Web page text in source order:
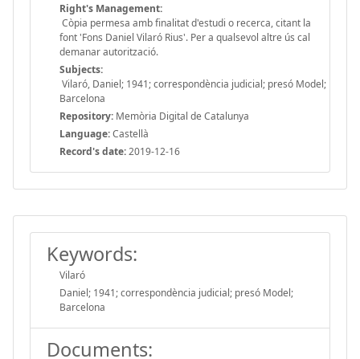
Right's Management:
Còpia permesa amb finalitat d'estudi o recerca, citant la
font 'Fons Daniel Vilaró Rius'. Per a qualsevol altre ús cal
demanar autorització.
Subjects:
Vilaró, Daniel; 1941; correspondència judicial; presó Model;
Barcelona
Repository: Memòria Digital de Catalunya
Language:Castellà
Record's date:2019-12-16
Keywords:
Vilaró
Daniel; 1941; correspondència judicial; presó Model;
Barcelona
Documents: